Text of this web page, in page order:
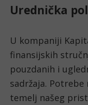
Urednička
U kompaniji
finansijskih
pouzdanih i
sadržaja.
temelj našeg